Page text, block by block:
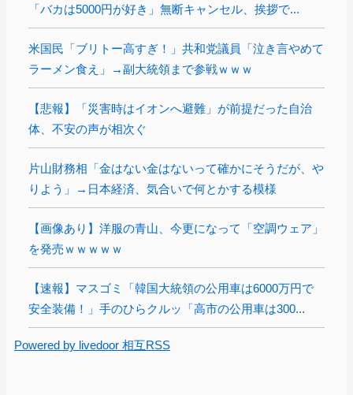
「バカは5000円が好き」無断キャンセル、挨拶で...
米国民「ブリトー高すぎ！」共和党議員「泣き言やめて
ラーメン食え」→副大統領まで参戦ｗｗｗ
【悲報】「災害時はイオンへ避難」が前提だった自治
体、不安の声が相次ぐ
片山財務相「金はない金はないって確かにそうだが、や
りよう」→日本経済、気合いで何とかする模様
【画像あり】洋服の青山、今更になって「空調ウェア」
を発売ｗｗｗｗｗ
【速報】マスゴミ「韓国大統領の公用車は6000万円で
安全装備！」手のひらクルッ「高市の公用車は300...
Powered by livedoor 相互RSS